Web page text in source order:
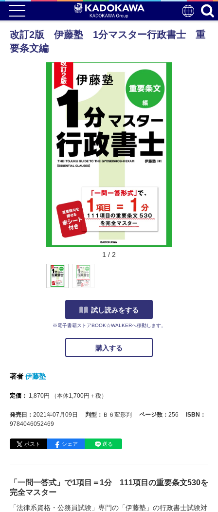
改訂2版 伊藤塾 1分マスター行政書士 重
要条文編
1 / 2
試し読みをする
※電子書籍ストアBOOK☆WALKERへ移動します。
購入する
著者 伊藤塾
定価： 1,870円 （本体1,700円＋税）
発売日： 2021年07月09日 判型： Ｂ６変形判 ページ数： 256
ISBN：
9784046052469
ポスト シェア 送る
「一問一答式」で1項目＝1分 111項目の重要条文530を
完全マスター
「法律系資格・公務員試験」専門の「伊藤塾」の行政書士試験対